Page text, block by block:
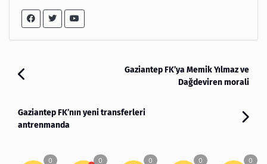
Gaziantep FK’ya Memik Yılmaz ve
Dağdeviren morali
Gaziantep FK’nın yeni transferleri
antrenmanda